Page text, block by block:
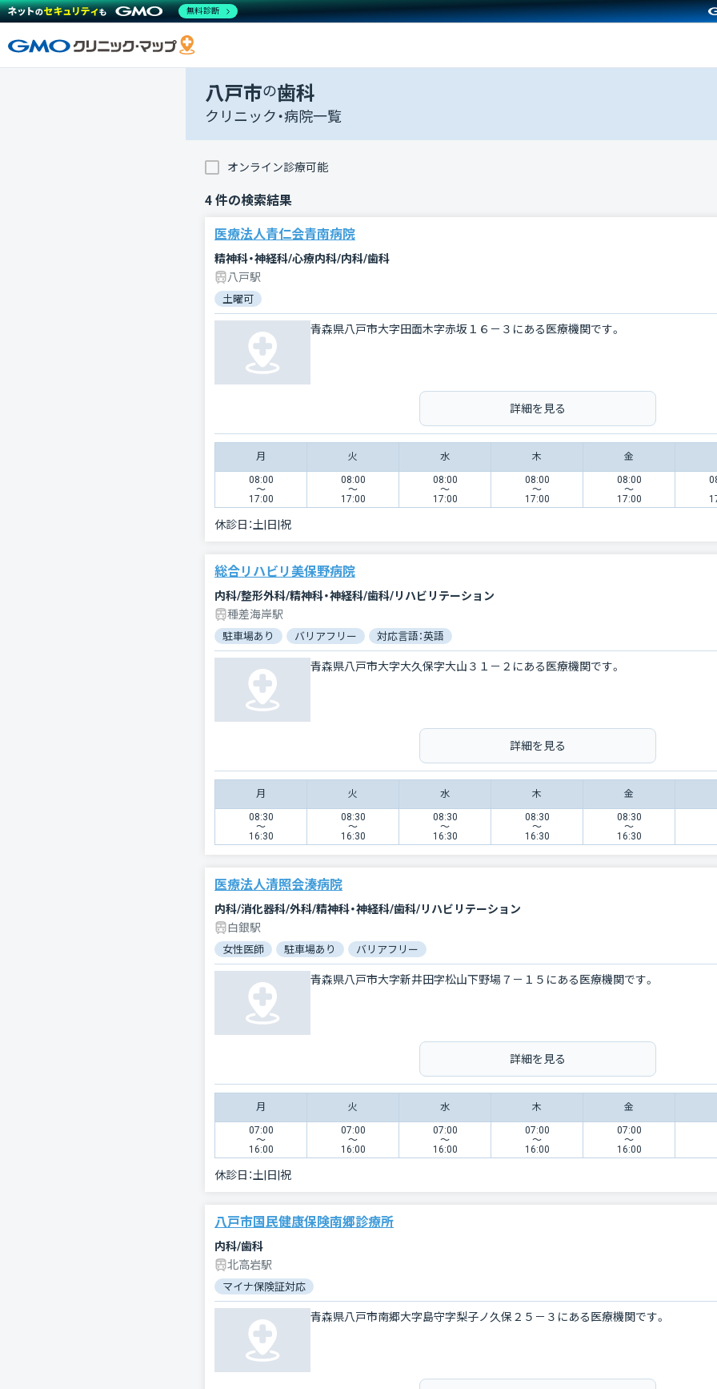
八戸市の歯科
クリニック・病院一覧
オンライン診療可能
4 件の検索結果
医療法人青仁会青南病院
精神科・神経科/心療内科/内科/歯科
八戸駅
土曜可
青森県八戸市大字田面木字赤坂１６－３にある医療機関です。
詳細を見る
月 火 水 木 金
08:00
〜
17:00
08:00
〜
17:00
08:00
〜
17:00
08:00
〜
17:00
08:00
〜
17:00
休診日：土|日|祝
総合リハビリ美保野病院
内科/整形外科/精神科・神経科/歯科/リハビリテーション
種差海岸駅
駐車場あり バリアフリー 対応言語：英語
青森県八戸市大字大久保字大山３１－２にある医療機関です。
詳細を見る
月 火 水 木 金
08:30
〜
16:30
08:30
〜
16:30
08:30
〜
16:30
08:30
〜
16:30
08:30
〜
16:30
医療法人清照会湊病院
内科/消化器科/外科/精神科・神経科/歯科/リハビリテーション
白銀駅
女性医師 駐車場あり バリアフリー
青森県八戸市大字新井田字松山下野場７－１５にある医療機関です。
詳細を見る
月 火 水 木 金
07:00
〜
16:00
07:00
〜
16:00
07:00
〜
16:00
07:00
〜
16:00
07:00
〜
16:00
休診日：土|日|祝
八戸市国民健康保険南郷診療所
内科/歯科
北高岩駅
マイナ保険証対応
青森県八戸市南郷大字島守字梨子ノ久保２５－３にある医療機関です。
無料診断